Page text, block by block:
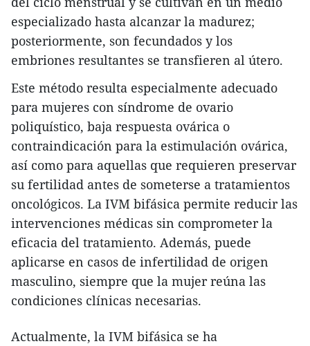
especializado hasta alcanzar la madurez;
posteriormente, son fecundados y los
embriones resultantes se transfieren al útero.​
Este método resulta especialmente adecuado
para mujeres con síndrome de ovario
poliquístico, baja respuesta ovárica o
contraindicación para la estimulación ovárica,
así como para aquellas que requieren preservar
su fertilidad antes de someterse a tratamientos
oncológicos. La IVM bifásica permite reducir las
intervenciones médicas sin comprometer la
eficacia del tratamiento. Además, puede
aplicarse en casos de infertilidad de origen
masculino, siempre que la mujer reúna las
condiciones clínicas necesarias.​
Actualmente, la IVM bifásica se ha